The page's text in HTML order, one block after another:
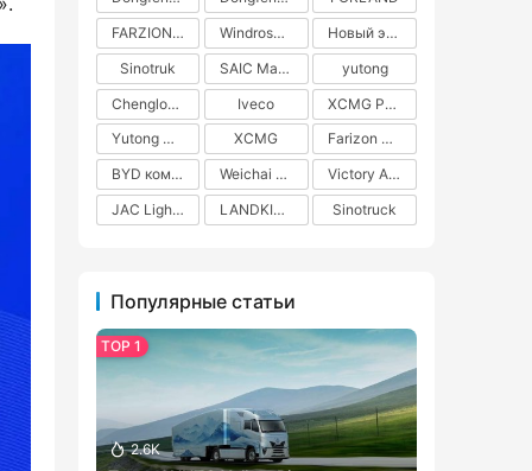
FARZION AUTO
Windrose Technology
Новый энергетический грузовик
Sinotruk
SAIC Maxus
yutong
Chenglong H5
Iveco
XCMG Pure Electric Heavy Truck
Yutong Heavy Truck
XCMG
Farizon New Energy
BYD коммерческие автомобили на новых источниках энергии
Weichai Power
Victory Auto
JAC Light Truck
LANDKING Sinotruck
Популярные статьи
2.6K